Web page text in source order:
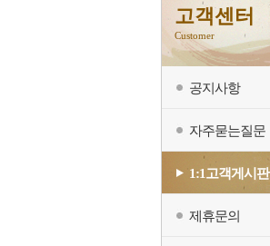
고객센터
Customer
공지사항
자주묻는질문
1:1고객게시판
제휴문의